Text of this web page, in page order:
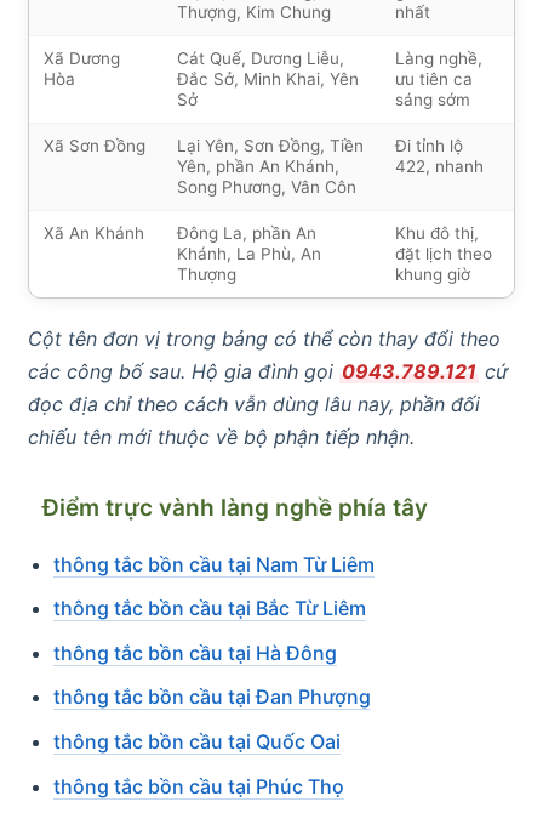
Thượng, Kim Chung
nhất
Xã Dương
Hòa
Cát Quế, Dương Liễu,
Đắc Sở, Minh Khai, Yên
Sở
Làng nghề,
ưu tiên ca
sáng sớm
Xã Sơn Đồng
Lại Yên, Sơn Đồng, Tiền
Yên, phần An Khánh,
Song Phương, Vân Côn
Đi tỉnh lộ
422, nhanh
Xã An Khánh
Đông La, phần An
Khánh, La Phù, An
Thượng
Khu đô thị,
đặt lịch theo
khung giờ
Cột tên đơn vị trong bảng có thể còn thay đổi theo
các công bố sau. Hộ gia đình gọi 0943.789.121 cứ
đọc địa chỉ theo cách vẫn dùng lâu nay, phần đối
chiếu tên mới thuộc về bộ phận tiếp nhận.
Điểm trực vành làng nghề phía tây
thông tắc bồn cầu tại Nam Từ Liêm
thông tắc bồn cầu tại Bắc Từ Liêm
thông tắc bồn cầu tại Hà Đông
thông tắc bồn cầu tại Đan Phượng
thông tắc bồn cầu tại Quốc Oai
thông tắc bồn cầu tại Phúc Thọ